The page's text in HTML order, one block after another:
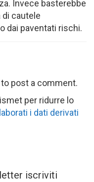
Invece basterebbe
cautele
dai paventati rischi.
to post a comment.
per ridurre lo
i dati derivati
iscriviti